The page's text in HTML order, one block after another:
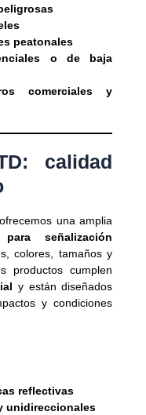
peatonales
o de baja
comerciales y
calidad
ofrecemos una amplia
señalización
colores, tamaños y
productos cumplen
y están diseñados
y condiciones
reflectivas
unidireccionales